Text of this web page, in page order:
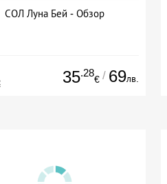
СОЛ Луна Бей - Обзор
35.28
€ / 69лв.